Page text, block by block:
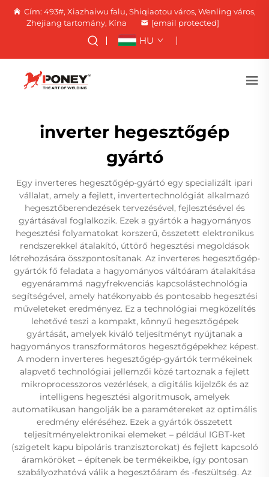
Cím: 493#, Xiazhaiwu falu, Shiqiaotou város, Wenling város,
Zhejiang tartomány, Kína
[email protected]
HU
inverter hegesztőgép
gyártó
Egy inverteres hegesztőgép-gyártó egy specializált ipari
vállalat, amely a fejlett, invertertechnológiát alkalmazó
hegesztőberendezések tervezésével, fejlesztésével és
gyártásával foglalkozik. Ezek a gyártók a hagyományos
hegesztési folyamatokat korszerű, összetett elektronikus
rendszerekkel átalakító, úttörő hegesztési megoldások
létrehozására összpontosítanak. Az inverteres hegesztőgép-
gyártók fő feladata a hagyományos váltóáram átalakítása
egyenárammá nagyfrekvenciás kapcsolástechnológia
segítségével, amely hatékonyabb és pontosabb hegesztési
műveleteket eredményez. Ez a technológiai megközelítés
lehetővé teszi a kompakt, könnyű hegesztőgépek
gyártását, amelyek kiváló teljesítményt nyújtanak a
hagyományos transzformátoros hegesztőgépekhez képest.
A modern inverteres hegesztőgép-gyártók termékeinek
alapvető technológiai jellemzői közé tartoznak a fejlett
mikroprocesszoros vezérlések, a digitális kijelzők és az
intelligens hegesztési algoritmusok, amelyek
automatikusan hangolják be a paramétereket az optimális
eredmény eléréséhez. Ezek a gyártók összetett
teljesítményelektronikai elemeket – például IGBT-ket
(szigetelt kapu bipoláris tranzisztorokat) és fejlett kapcsoló
áramköröket – építenek be termékeikbe, így pontosan
szabályozhatóvá válik a hegesztőáram és -feszültség. Az